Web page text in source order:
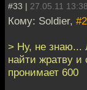
#33 | 27.05.11 13:38
Кому: Soldier,
> Ну, не знаю...
найти жратву и
пронимает 600